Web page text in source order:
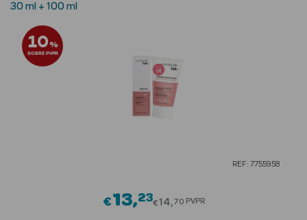
Beauty Season
Cosmética
Beauty Season
30 ml + 100 ml
10%
SOBRE PVPR
REF: 7755958
€13 23Price reduced from
€14 70 PVPR